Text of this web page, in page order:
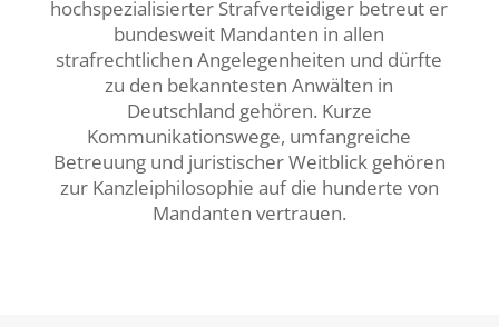
hochspezialisierter Strafverteidiger betreut er
bundesweit Mandanten in allen
strafrechtlichen Angelegenheiten und dürfte
zu den bekanntesten Anwälten in
Deutschland gehören. Kurze
Kommunikationswege, umfangreiche
Betreuung und juristischer Weitblick gehören
zur Kanzleiphilosophie auf die hunderte von
Mandanten vertrauen.